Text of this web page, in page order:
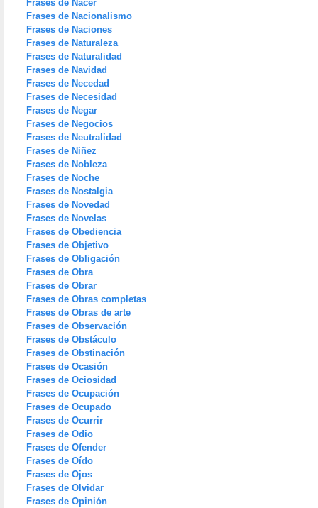
Frases de Nacer
Frases de Nacionalismo
Frases de Naciones
Frases de Naturaleza
Frases de Naturalidad
Frases de Navidad
Frases de Necedad
Frases de Necesidad
Frases de Negar
Frases de Negocios
Frases de Neutralidad
Frases de Niñez
Frases de Nobleza
Frases de Noche
Frases de Nostalgia
Frases de Novedad
Frases de Novelas
Frases de Obediencia
Frases de Objetivo
Frases de Obligación
Frases de Obra
Frases de Obrar
Frases de Obras completas
Frases de Obras de arte
Frases de Observación
Frases de Obstáculo
Frases de Obstinación
Frases de Ocasión
Frases de Ociosidad
Frases de Ocupación
Frases de Ocupado
Frases de Ocurrir
Frases de Odio
Frases de Ofender
Frases de Oído
Frases de Ojos
Frases de Olvidar
Frases de Opinión